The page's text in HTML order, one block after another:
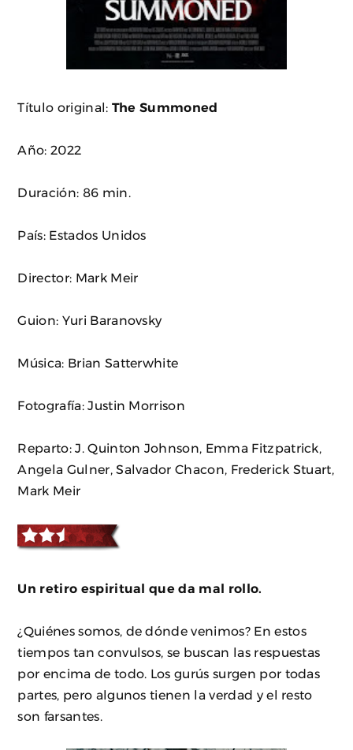
Título original: The Summoned
Año: 2022
Duración: 86 min.
País: Estados Unidos
Director: Mark Meir
Guion: Yuri Baranovsky
Música: Brian Satterwhite
Fotografía: Justin Morrison
Reparto: J. Quinton Johnson, Emma Fitzpatrick,
Angela Gulner, Salvador Chacon, Frederick Stuart,
Mark Meir
Un retiro espiritual que da mal rollo.
¿Quiénes somos, de dónde venimos? En estos
tiempos tan convulsos, se buscan las respuestas
por encima de todo. Los gurús surgen por todas
partes, pero algunos tienen la verdad y el resto
son farsantes.